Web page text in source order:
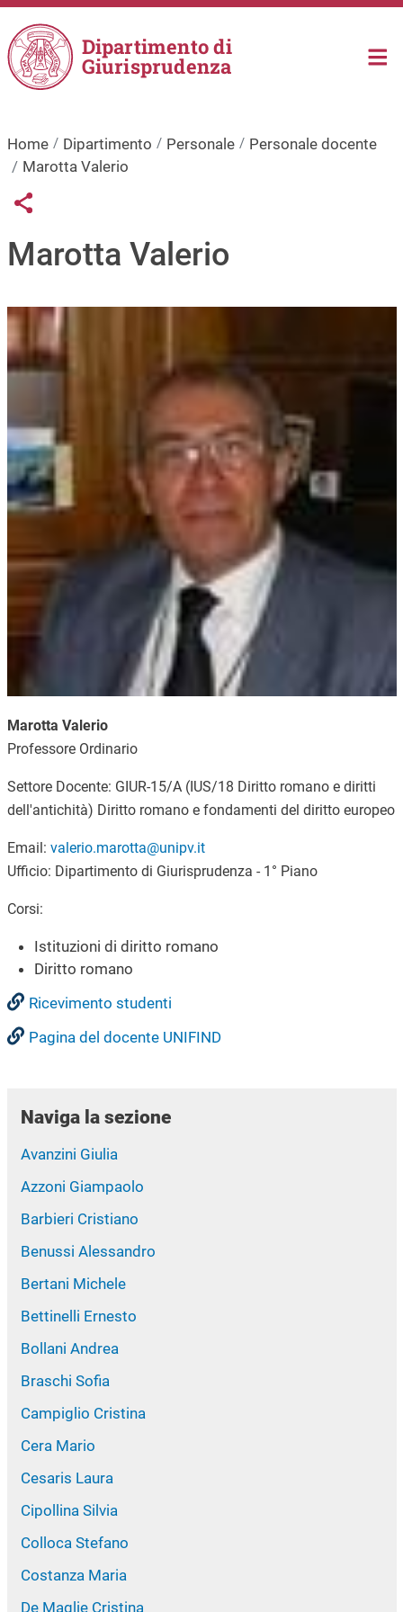
Salta al contenuto principale
Dipartimento di
Giurisprudenza
Home Dipartimento Personale
Personale docente
Marotta Valerio
Links condivisione social
Share button
Marotta Valerio
Immagine
Marotta Valerio
Professore Ordinario
Settore Docente: GIUR-15/A (IUS/18 Diritto romano e diritti
dell'antichità) Diritto romano e fondamenti del diritto europeo
Email: valerio.marotta@unipv.it
Ufficio: Dipartimento di Giurisprudenza - 1° Piano
Corsi:
Istituzioni di diritto romano
Diritto romano
Ricevimento studenti
Pagina del docente UNIFIND
Naviga la sezione
Avanzini Giulia
Azzoni Giampaolo
Barbieri Cristiano
Benussi Alessandro
Bertani Michele
Bettinelli Ernesto
Bollani Andrea
Braschi Sofia
Campiglio Cristina
Cera Mario
Cesaris Laura
Cipollina Silvia
Colloca Stefano
Costanza Maria
De Maglie Cristina